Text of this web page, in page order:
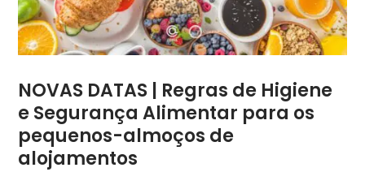
NOVAS DATAS | Regras de Higiene
e Segurança Alimentar para os
pequenos-almoços de
alojamentos